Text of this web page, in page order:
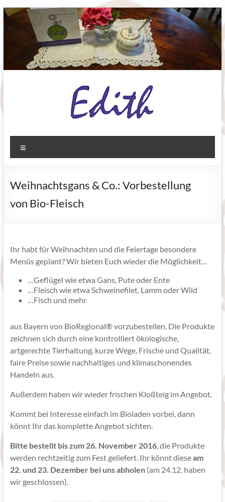
Zum
Inhalt
springen
Ediths
Bioladen
Biberbach
Gutes.
Weihnachtsgans & Co.: Vorbestellung
von Bio-Fleisch
Ihr habt für Weihnachten und die Feiertage besondere
Menüs geplant? Wir bieten Euch wieder die Möglichkeit…
…Geflügel wie etwa Gans, Pute oder Ente
…Fleisch wie etwa Schweinefilet, Lamm oder Wild
…Fisch und mehr
aus Bayern von BioRegional® vorzubestellen. Die Produkte
zeichnen sich durch eine kontrolliert ökologische,
artgerechte Tierhaltung, kurze Wege, Frische und Qualität,
faire Preise sowie nachhaltiges und klimaschonendes
Handeln aus.
Außerdem haben wir wieder frischen Kloßteig im Angebot.
Kommt bei Interesse einfach im Bioladen vorbei, dann
könnt Ihr das komplette Angebot sichten.
Bitte bestellt bis zum 26. November 2016, die Produkte
werden rechtzeitig zum Fest geliefert. Ihr könnt dieseam
22. und 23. Dezember bei uns abholen(am 24.12. haben
wir geschlossen).